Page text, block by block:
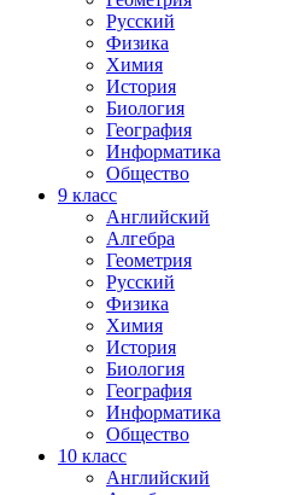
Русский
Физика
Химия
История
Биология
География
Информатика
Общество
9 класс
Английский
Алгебра
Геометрия
Русский
Физика
Химия
История
Биология
География
Информатика
Общество
10 класс
Английский